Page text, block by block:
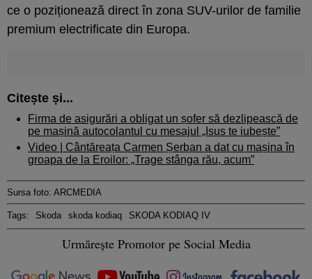
ce o poziționează direct în zona SUV-urilor de familie
premium electrificate din Europa.
Citește și...
Firma de asigurări a obligat un șofer să dezlipească de
pe mașină autocolantul cu mesajul „Isus te iubește”
Video | Cântăreața Carmen Șerban a dat cu mașina în
groapa de la Eroilor: „Trage stânga rău, acum”
Sursa foto: ARCMEDIA
Tags: Skoda skoda kodiaq SKODA KODIAQ IV
Urmărește Promotor pe Social Media